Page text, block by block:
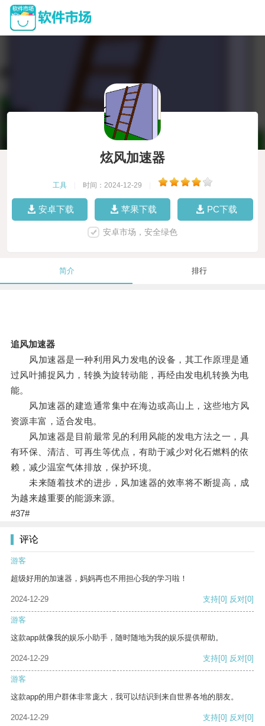
炫风加速器
工具 时间：2024-12-29
安卓下载 苹果下载 PC下载
安卓市场，安全绿色
简介 排行
追风加速器
风加速器是一种利用风力发电的设备，其工作原理是通
过风叶捕捉风力，转换为旋转动能，再经由发电机转换为电
能。
风加速器的建造通常集中在海边或高山上，这些地方风
资源丰富，适合发电。
风加速器是目前最常见的利用风能的发电方法之一，具
有环保、清洁、可再生等优点，有助于减少对化石燃料的依
赖，减少温室气体排放，保护环境。
未来随着技术的进步，风加速器的效率将不断提高，成
为越来越重要的能源来源。
#37#
评论
游客
超级好用的加速器，妈妈再也不用担心我的学习啦！
2024-12-29 支持[0] 反对[0]
游客
这款app就像我的娱乐小助手，随时随地为我的娱乐提供帮助。
2024-12-29 支持[0] 反对[0]
游客
这款app的用户群体非常庞大，我可以结识到来自世界各地的朋友。
2024-12-29 支持[0] 反对[0]